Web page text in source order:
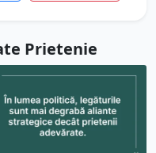
Prietenie